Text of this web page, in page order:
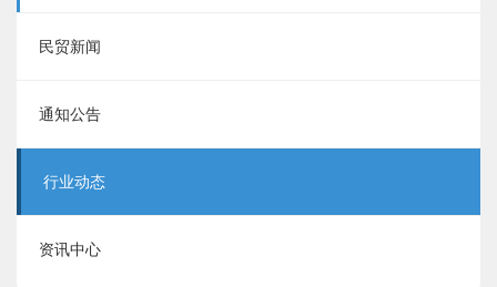
民贸新闻
通知公告
行业动态
资讯中心